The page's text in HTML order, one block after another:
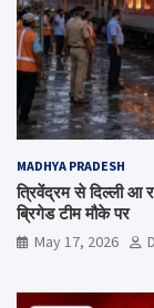
MADHYA PRADESH
त्रिवेंद्रम से दिल्ली आ
ब्रिगेड टीम मौके पर
May 17, 2026